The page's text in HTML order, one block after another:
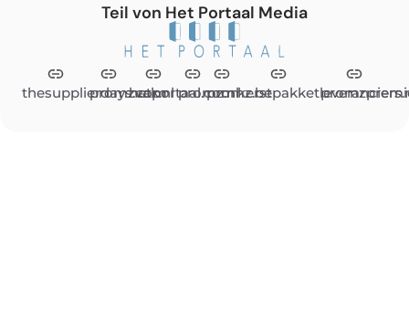
Teil von Het Portaal Media
thesupplierdays.com
promzvak.nl
hetportaal.com
promz.nl
promz.be